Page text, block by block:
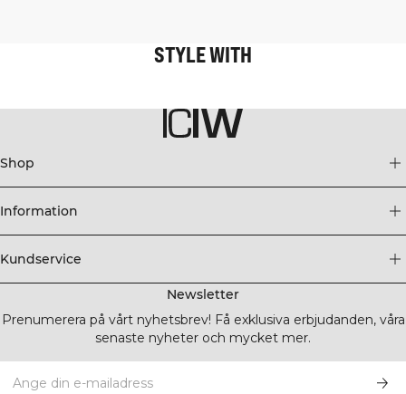
STYLE WITH
Shop
Information
Kundservice
Newsletter
Prenumerera på vårt nyhetsbrev! Få exklusiva erbjudanden, våra
senaste nyheter och mycket mer.